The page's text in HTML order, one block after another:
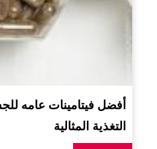
أفضل فيتامينات عامه
التغذية المثالية